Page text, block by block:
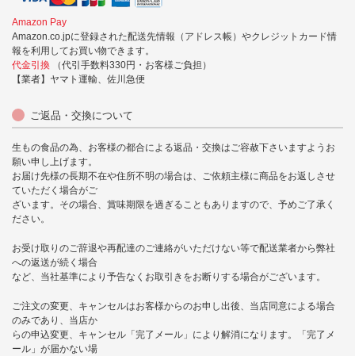
Amazon Pay
Amazon.co.jpに登録された配送先情報（アドレス帳）やクレジットカード情
報を利用してお買い物できます。
代金引換
（代引手数料330円・お客様ご負担）
【業者】ヤマト運輸、佐川急便
ご返品・交換について
生もの食品の為、お客様の都合による返品・交換はご容赦下さいますようお
願い申し上げます。
お届け先様の長期不在や住所不明の場合は、ご依頼主様に商品をお返しさせ
ていただく場合がご
ざいます。その場合、賞味期限を過ぎることもありますので、予めご了承く
ださい。
お受け取りのご辞退や再配達のご連絡がいただけない等で配送業者から弊社
への返送が続く場合
など、当社基準により予告なくお取引きをお断りする場合がございます。
ご注文の変更、キャンセルはお客様からのお申し出後、当店同意による場合
のみであり、当店か
らの申込変更、キャンセル「完了メール」により解消になります。「完了メ
ール」が届かない場